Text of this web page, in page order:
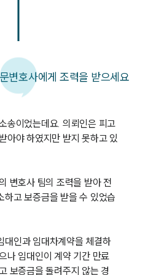
변호사에게 조력을 받으세요
송이었는데요. 의뢰인은 피고
아야 하였지만 받지 못하고 있
변호사 팀의 조력을 받아 전
하고 보증금을 받을 수 있었습
대인과 임대차계약을 체결하
나 임대인이 계약 기간 만료
보증금을 돌려주지 않는 경